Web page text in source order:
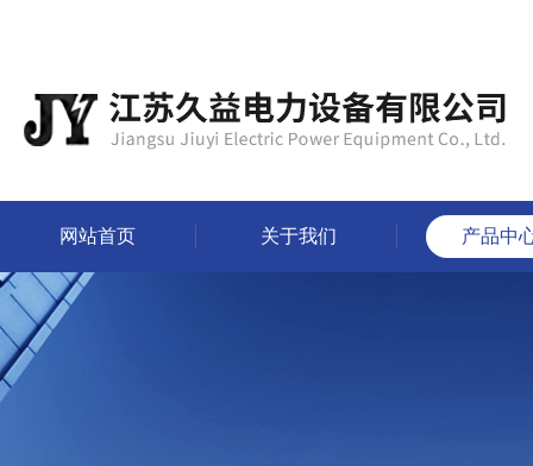
网站首页 关于我们 产品中